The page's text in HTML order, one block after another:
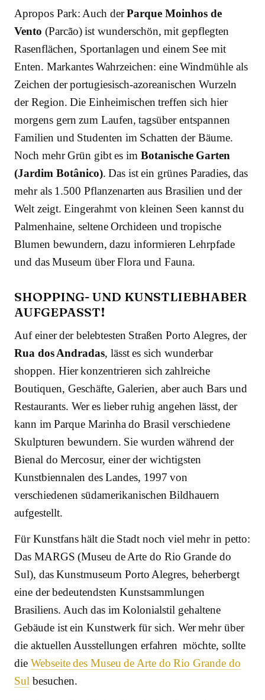
Apropos Park: Auch derParque Moinhos de
Vento (Parcão) ist wunderschön,mit gepflegten
Rasenflächen, Sportanlagen und einem See mit
Enten. Markantes Wahrzeichen: eine Windmühle als
Zeichen der portugiesisch-azoreanischen Wurzeln
der Region. Die Einheimischen treffen sich hier
morgens gern zum Laufen, tagsüber entspannen
Familien und Studenten im Schatten der Bäume.
Noch mehr Grün gibt es im Botanische Garten
(Jardim Botânico). Das ist ein grünes Paradies, das
mehr als 1.500 Pflanzenarten aus Brasilien und der
Welt zeigt. Eingerahmt von kleinen Seen kannst du
Palmenhaine, seltene Orchideen und tropische
Blumen bewundern,dazu informieren Lehrpfade
und das Museum über Flora und Fauna.
SHOPPING- UND KUNSTLIEBHABER
AUFGEPASST!
Auf einer der belebtesten Straßen Porto Alegres, der
Rua dos Andradas, lässt es sich wunderbar
shoppen. Hier konzentrieren sich zahlreiche
Boutiquen, Geschäfte, Galerien, aber auch Bars und
Restaurants. Wer es lieber ruhig angehen lässt, der
kann im Parque Marinha do Brasil verschiedene
Skulpturen bewundern. Sie wurden während der
Bienal do Mercosur, einer der wichtigsten
Kunstbiennalen des Landes, 1997 von
verschiedenen südamerikanischen Bildhauern
aufgestellt.
Für Kunstfans hält die Stadt noch viel mehr in petto:
Das MARGS (Museu de Arte do Rio Grande do
Sul), das Kunstmuseum Porto Alegres, beherbergt
eine der bedeutendsten Kunstsammlungen
Brasiliens. Auch das im Kolonialstil gehaltene
Gebäude ist ein Kunstwerk für sich. Wer mehr über
die aktuellen Ausstellungen erfahren möchte, sollte
die Webseite des Museu de Arte do Rio Grande do
Sul besuchen.